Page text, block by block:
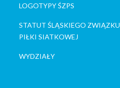
LOGOTYPY ŚZPS
STATUT ŚLĄSKIEGO ZWIĄZKU
PIŁKI SIATKOWEJ
WYDZIAŁY